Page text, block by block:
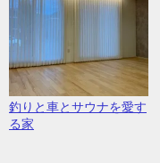
釣りと車とサウナを愛す
る家